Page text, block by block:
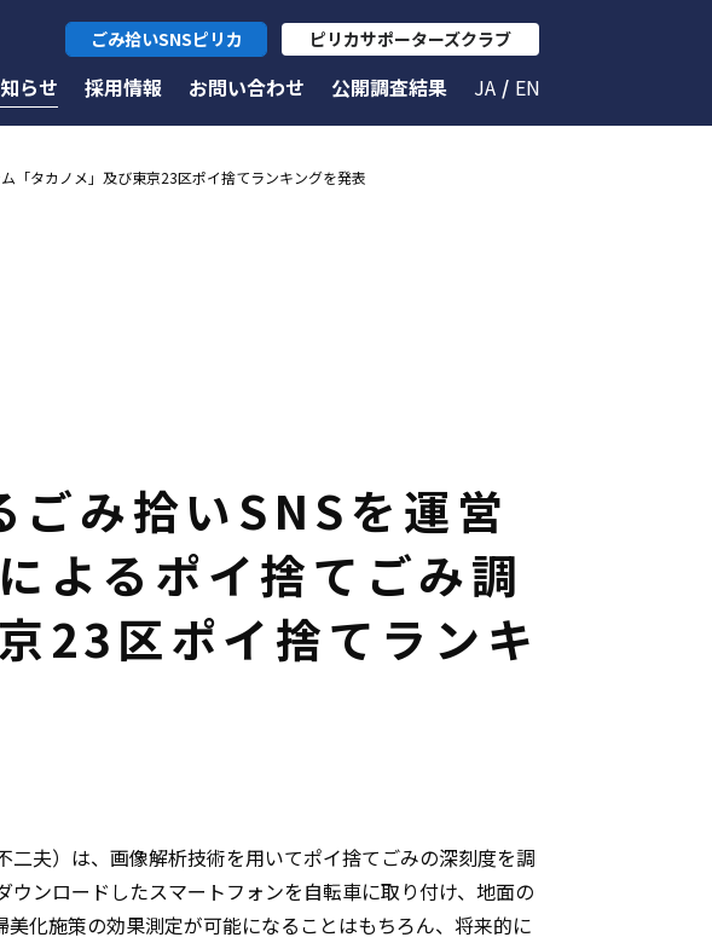
JA EN
らせ 採用情報 お問い合わせ 公開調査結果
ごみ拾いSNSピリカ ピリカサポーターズクラブ
「タカノメ」及び東京23区ポイ捨てランキングを発表
み拾いSNSを運営
よるポイ捨てごみ調
23区ポイ捨てランキ
夫）は、画像解析技術を用いてポイ捨てごみの深刻度を調
ンロードしたスマートフォンを自転車に取り付け、地面の
化施策の効果測定が可能になることはもちろん、将来的に